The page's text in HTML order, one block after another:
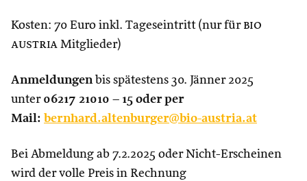
Kosten: 70 Euro inkl. Tageseintritt (nur für bio
austria Mitglieder)
Anmeldungenbis spätestens 30. Jänner 2025
unter 06217 21010 – 15 oder per
Mail: bernhard.altenburger@bio-austria.at
Bei Abmeldung ab 7.2.2025 oder Nicht-Erscheinen
wird der volle Preis in Rechnung